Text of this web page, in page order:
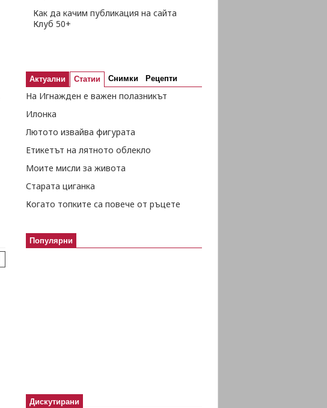
Как да качим публикация на сайта
Клуб 50+
Актуални Статии Снимки Рецепти
На Игнажден е важен полазникът
Илонка
Лютото извайва фигурата
Етикетът на лятното облекло
Моите мисли за живота
Старата циганка
Когато топките са повече от ръцете
Популярни
Дискутирани